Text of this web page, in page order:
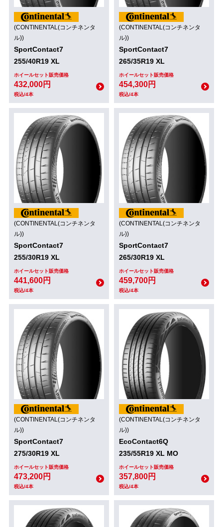
(CONTINENTAL(コンチネンタ
ル))
SportContact7
255/40R19 XL
ホイールセット販売価格
432,000円
税込/4本
(CONTINENTAL(コンチネンタ
ル))
SportContact7
265/35R19 XL
ホイールセット販売価格
454,300円
税込/4本
(CONTINENTAL(コンチネンタ
ル))
SportContact7
255/30R19 XL
ホイールセット販売価格
441,600円
税込/4本
(CONTINENTAL(コンチネンタ
ル))
SportContact7
265/30R19 XL
ホイールセット販売価格
459,700円
税込/4本
(CONTINENTAL(コンチネンタ
ル))
SportContact7
275/30R19 XL
ホイールセット販売価格
473,200円
税込/4本
(CONTINENTAL(コンチネンタ
ル))
EcoContact6Q
235/55R19 XL MO
ホイールセット販売価格
357,800円
税込/4本